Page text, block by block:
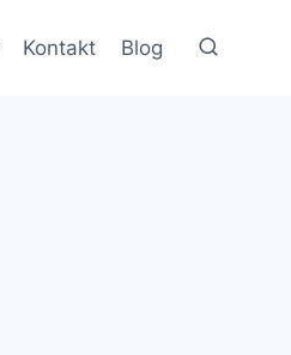
Kontakt Blog